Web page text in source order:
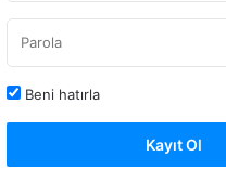
Beni hatırla
Kayıt Ol